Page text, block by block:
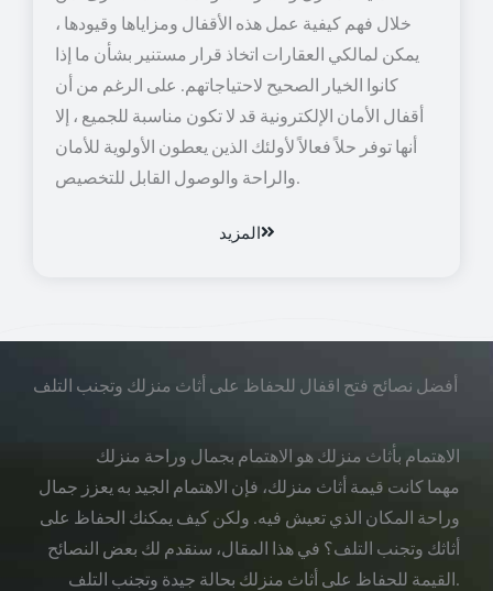
خلال فهم كيفية عمل هذه الأقفال ومزاياها وقيودها ،
يمكن لمالكي العقارات اتخاذ قرار مستنير بشأن ما إذا
كانوا الخيار الصحيح لاحتياجاتهم. على الرغم من أن
أقفال الأمان الإلكترونية قد لا تكون مناسبة للجميع ، إلا
أنها توفر حلاً فعالاً لأولئك الذين يعطون الأولوية للأمان
والراحة والوصول القابل للتخصيص.
المزيد
أفضل نصائح فتح اقفال للحفاظ على أثاث منزلك وتجنب التلف
الاهتمام بأثاث منزلك هو الاهتمام بجمال وراحة منزلك
مهما كانت قيمة أثاث منزلك، فإن الاهتمام الجيد به يعزز جمال
وراحة المكان الذي تعيش فيه. ولكن كيف يمكنك الحفاظ على
أثاثك وتجنب التلف؟ في هذا المقال، سنقدم لك بعض النصائح
القيمة للحفاظ على أثاث منزلك بحالة جيدة وتجنب التلف.